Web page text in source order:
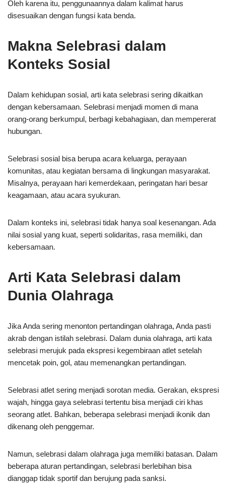
Oleh karena itu, penggunaannya dalam kalimat harus
disesuaikan dengan fungsi kata benda.
Makna Selebrasi dalam
Konteks Sosial
Dalam kehidupan sosial, arti kata selebrasi sering dikaitkan
dengan kebersamaan. Selebrasi menjadi momen di mana
orang-orang berkumpul, berbagi kebahagiaan, dan mempererat
hubungan.
Selebrasi sosial bisa berupa acara keluarga, perayaan
komunitas, atau kegiatan bersama di lingkungan masyarakat.
Misalnya, perayaan hari kemerdekaan, peringatan hari besar
keagamaan, atau acara syukuran.
Dalam konteks ini, selebrasi tidak hanya soal kesenangan. Ada
nilai sosial yang kuat, seperti solidaritas, rasa memiliki, dan
kebersamaan.
Arti Kata Selebrasi dalam
Dunia Olahraga
Jika Anda sering menonton pertandingan olahraga, Anda pasti
akrab dengan istilah selebrasi. Dalam dunia olahraga, arti kata
selebrasi merujuk pada ekspresi kegembiraan atlet setelah
mencetak poin, gol, atau memenangkan pertandingan.
Selebrasi atlet sering menjadi sorotan media. Gerakan, ekspresi
wajah, hingga gaya selebrasi tertentu bisa menjadi ciri khas
seorang atlet. Bahkan, beberapa selebrasi menjadi ikonik dan
dikenang oleh penggemar.
Namun, selebrasi dalam olahraga juga memiliki batasan. Dalam
beberapa aturan pertandingan, selebrasi berlebihan bisa
dianggap tidak sportif dan berujung pada sanksi.